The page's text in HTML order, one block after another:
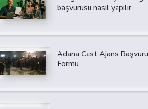
başvurusu nasıl yapılır
Adana Cast Ajans Başvuru
Formu